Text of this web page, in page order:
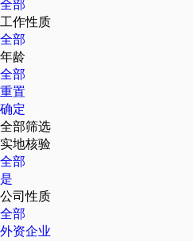
全部
工作性质
全部
年龄
全部
重置
确定
全部筛选
实地核验
全部
是
公司性质
全部
外资企业